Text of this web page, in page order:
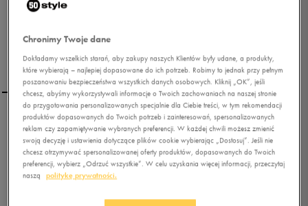
REEBOK TRAIL SERPENT II
0.0 ( )
Chronimy Twoje dane
Dokładamy wszelkich starań, aby zakupy naszych Klientów były udane, a produkty,
które wybierają – najlepiej dopasowane do ich potrzeb. Robimy to jednak przy pełnym
poszanowaniu bezpieczeństwa wszystkich danych osobowych. Kliknij „OK”, jeśli
chcesz, abyśmy wykorzystywali informacje o Twoich zachowaniach na naszej stronie
do przygotowania personalizowanych specjalnie dla Ciebie treści, w tym rekomendacji
produktów dopasowanych do Twoich potrzeb i zainteresowań, spersonalizowanych
reklam czy zapamiętywanie wybranych preferencji. W każdej chwili możesz zmienić
swoją decyzję i ustawienia dotyczące plików cookie wybierając „Dostosuj”. Jeśli nie
chcesz otrzymywać spersonalizowanej oferty produktów, dopasowanych do Twoich
preferencji, wybierz „Odrzuć wszystkie”. W celu uzyskania więcej informacji, przeczytaj
naszą
politykę prywatności.